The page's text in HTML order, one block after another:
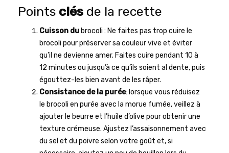
Points clés de la recette
Cuisson dubrocoli : Ne faites pas trop cuire le
brocoli pour préserver sa couleur vive et éviter
qu’il ne devienne amer. Faites cuire pendant 10 à
12 minutes ou jusqu’à ce qu’ils soient al dente, puis
égouttez-les bien avant de les râper.
Consistance de la purée: lorsque vous réduisez
le brocoli en purée avec la morue fumée, veillez à
ajouter le beurre et l’huile d’olive pour obtenir une
texture crémeuse. Ajustez l’assaisonnement avec
du sel et du poivre selon votre goût et, si